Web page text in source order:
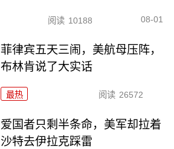
阅读 10188 08-01
菲律宾五天三闹，美航母压阵，
布林肯说了大实话
最热 阅读 26572
爱国者只剩半条命，美军却拉着
沙特去伊拉克踩雷